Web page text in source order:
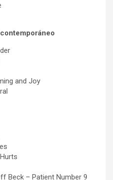
and Joy
Beck – Patient Number 9